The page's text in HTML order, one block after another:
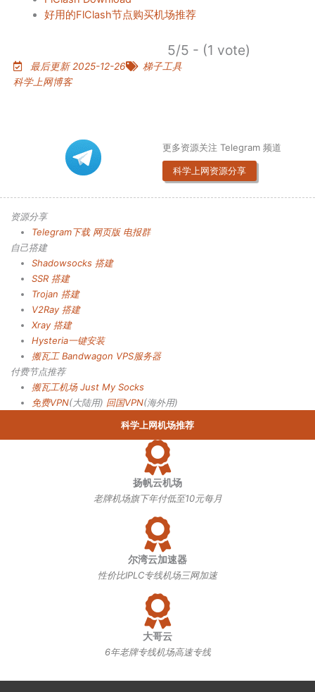
好用的FlClash节点购买机场推荐
5/5 - (1 vote)
最后更新 2025-12-26
梯子工具
科学上网博客
更多资源关注 Telegram 频道
科学上网资源分享
资源分享
Telegram下载 网页版 电报群
自己搭建
Shadowsocks 搭建
SSR 搭建
Trojan 搭建
V2Ray 搭建
Xray 搭建
Hysteria一键安装
搬瓦工 Bandwagon VPS服务器
付费节点推荐
搬瓦工机场 Just My Socks
免费VPN(大陆用) 回国VPN(海外用)
科学上网机场推荐
扬帆云机场
老牌机场旗下年付低至10元每月
尔湾云加速器
性价比IPLC专线机场三网加速
大哥云
6年老牌专线机场高速专线